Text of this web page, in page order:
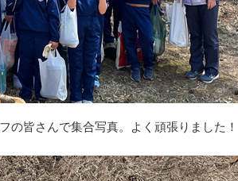
の皆さんで集合写真。よく頑張りました！